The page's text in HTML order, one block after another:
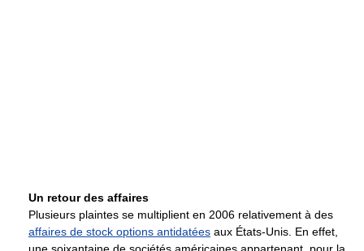
Un retour des affaires
Plusieurs plaintes se multiplient en 2006 relativement à des
affaires de stock options antidatées aux États-Unis. En effet,
une soixantaine de sociétés américaines appartenant, pour la